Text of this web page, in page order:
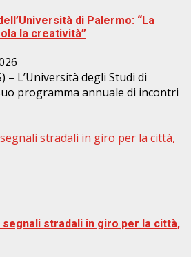
di Palermo: “La
la creatività”
– L’Università degli Studi di
programma annuale di incontri
stradali in giro per la città,
stradali in giro per la città,